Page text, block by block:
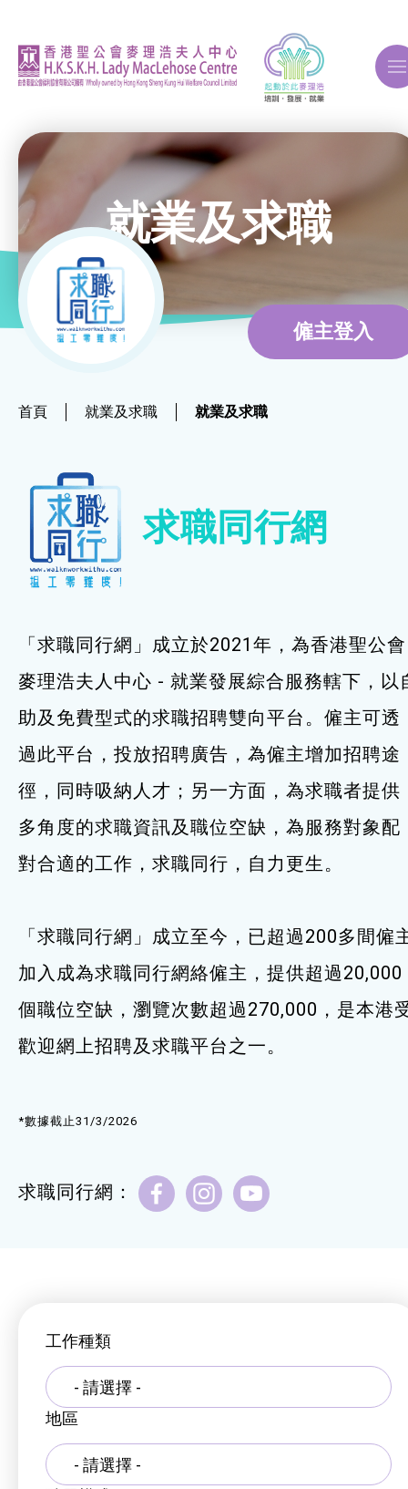
關於我們
ERB再培訓課程
就業及求職
就業及求職
最新資訊 / 招聘會
僱主及企業服務
特別服務項目
最新消息
服務單位及聯絡
就業及求職
僱主登入
首頁 就業及求職 就業及求職
求職同行網
「求職同行網」成立於2021年，為香港聖公會
麥理浩夫人中心 - 就業發展綜合服務轄下，以
助及免費型式的求職招聘雙向平台。僱主可透
過此平台，投放招聘廣告，為僱主增加招聘途
徑，同時吸納人才；另一方面，為求職者提供
多角度的求職資訊及職位空缺，為服務對象配
對合適的工作，求職同行，自力更生。
「求職同行網」成立至今，已超過200多間僱
加入成為求職同行網絡僱主，提供超過20,000
個職位空缺，瀏覽次數超過270,000，是本港
歡迎網上招聘及求職平台之一。
*數據截止31/3/2026
求職同行網：
工作種類
- 請選擇 -
地區
- 請選擇 -